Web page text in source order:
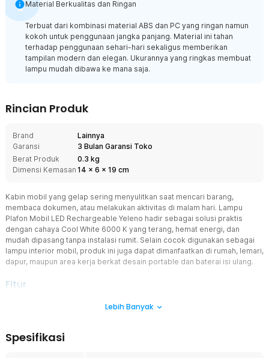
Material Berkualitas dan Ringan
Terbuat dari kombinasi material ABS dan PC yang ringan namun
kokoh untuk penggunaan jangka panjang. Material ini tahan
terhadap penggunaan sehari-hari sekaligus memberikan
tampilan modern dan elegan. Ukurannya yang ringkas membuat
lampu mudah dibawa ke mana saja.
Rincian Produk
Brand
Lainnya
Garansi
3 Bulan Garansi Toko
Berat Produk
0.3 kg
Dimensi Kemasan 14 x 6 x 19 cm
Kabin mobil yang gelap sering menyulitkan saat mencari barang,
membaca dokumen, atau melakukan aktivitas di malam hari. Lampu
Plafon Mobil LED Rechargeable Yeleno hadir sebagai solusi praktis
dengan cahaya Cool White 6000 K yang terang, hemat energi, dan
mudah dipasang tanpa instalasi rumit. Selain cocok digunakan sebagai
lampu interior mobil, produk ini juga dapat dimanfaatkan di rumah, lemari,
dapur, maupun area kerja berkat desain portable dan baterai isi ulang.
Fitur
Cahaya LED Terang 320 Lumens
dan jelas. Warna Cool White 6000 K memberikan pencahayaan
Lebih Banyak
Spesifikasi